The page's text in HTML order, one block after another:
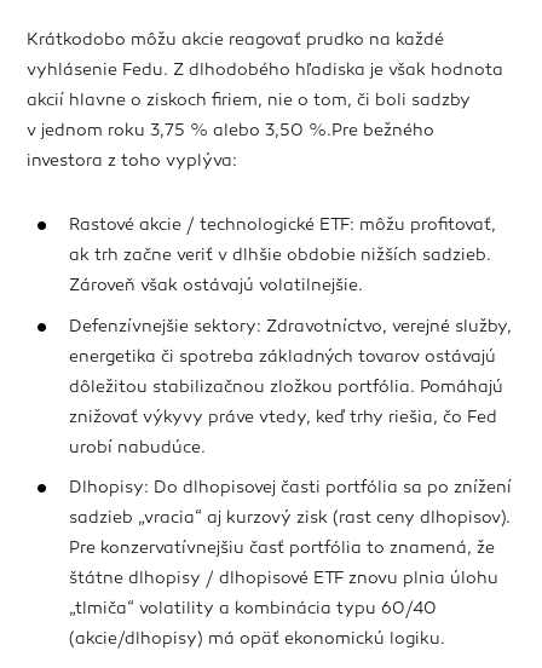
Krátkodobo môžu akcie reagovať prudko na každé
vyhlásenie Fedu. Z dlhodobého hľadiska je však hodnota
akcií hlavne o ziskoch firiem, nie o tom, či boli sadzby
v jednom roku 3,75 % alebo 3,50 %.Pre bežného
investora z toho vyplýva:
Rastové akcie / technologické ETF: môžu profitovať,
ak trh začne veriť v dlhšie obdobie nižších sadzieb.
Zároveň však ostávajú volatilnejšie.
Defenzívnejšie sektory: Zdravotníctvo, verejné služby,
energetika či spotreba základných tovarov ostávajú
dôležitou stabilizačnou zložkou portfólia. Pomáhajú
znižovať výkyvy práve vtedy, keď trhy riešia, čo Fed
urobí nabudúce.
Dlhopisy: Do dlhopisovej časti portfólia sa po znížení
sadzieb „vracia“ aj kurzový zisk (rast ceny dlhopisov).
Pre konzervatívnejšiu časť portfólia to znamená, že
štátne dlhopisy / dlhopisové ETF znovu plnia úlohu
„tlmiča“ volatility a kombinácia typu 60/40
(akcie/dlhopisy) má opäť ekonomickú logiku.